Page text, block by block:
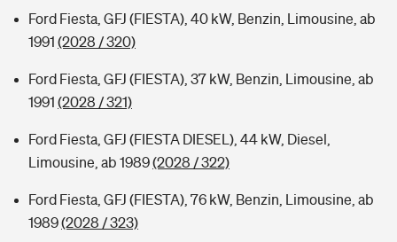
Ford Fiesta, GFJ (FIESTA), 40 kW, Benzin, Limousine, ab
1991 (2028 / 320)
Ford Fiesta, GFJ (FIESTA), 37 kW, Benzin, Limousine, ab
1991 (2028 / 321)
Ford Fiesta, GFJ (FIESTA DIESEL), 44 kW, Diesel,
Limousine, ab 1989(2028 / 322)
Ford Fiesta, GFJ (FIESTA), 76 kW, Benzin, Limousine, ab
1989(2028 / 323)